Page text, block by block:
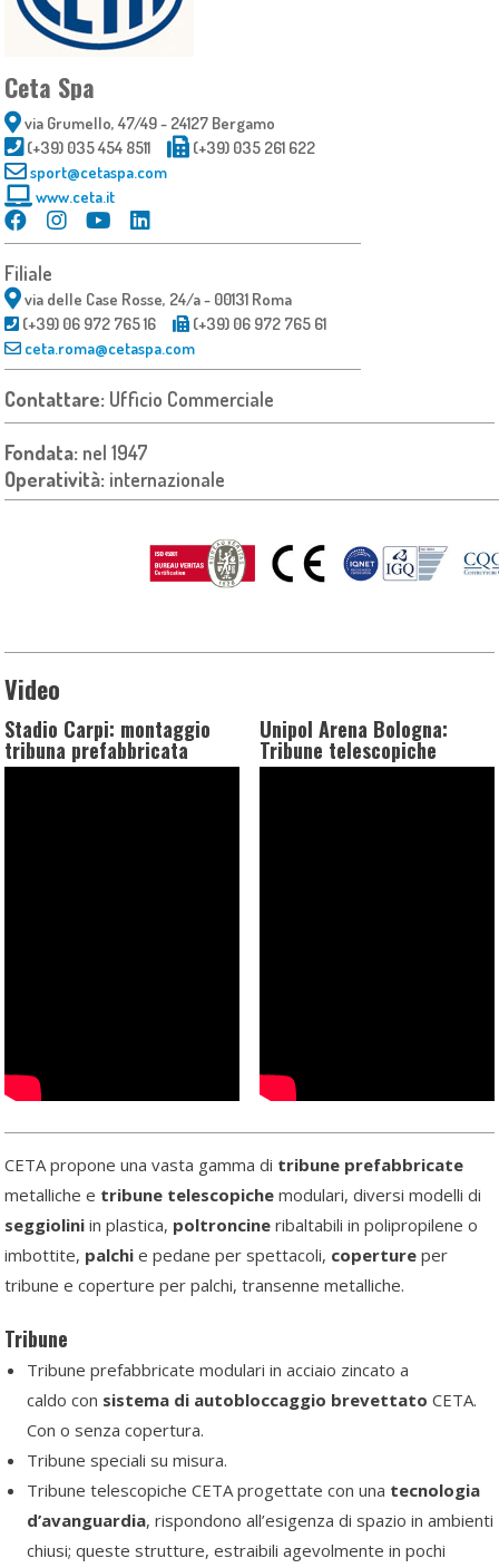
Ceta Spa
via Grumello, 47/49 - 24127 Bergamo
(+39) 035 454 8511
(+39) 035 261 622
sport@cetaspa.com
www.ceta.it
Filiale
via delle Case Rosse, 24/a - 00131 Roma
(+39) 06 972 765 16
(+39) 06 972 765 61
ceta.roma@cetaspa.com
Contattare: Ufficio Commerciale
Fondata: nel 1947
Operatività: internazionale
Video
Stadio Carpi: montaggio
tribuna prefabbricata
Unipol Arena Bologna:
Tribune telescopiche
CETA propone una vasta gamma di tribune prefabbricate
metalliche e tribune telescopiche modulari, diversi modelli di
seggiolini in plastica, poltroncine ribaltabili in polipropilene o
imbottite, palchi e pedane per spettacoli, coperture per
tribune e coperture per palchi, transenne metalliche.
Tribune
Tribune prefabbricate modulari in acciaio zincato a
caldo con sistema di autobloccaggio brevettato CETA.
Con o senza copertura.
Tribune speciali su misura.
Tribune telescopiche CETA progettate con una tecnologia
d’avanguardia, rispondono all’esigenza di spazio in ambienti
chiusi; queste strutture, estraibili agevolmente in pochi